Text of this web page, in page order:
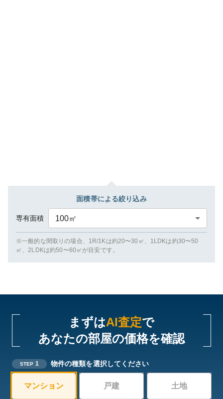
面積帯による絞り込み
専有面積 100㎡
※一般的な間取りの場合、1R/1Kは約20〜30㎡、1LDKは約30〜50
㎡、2LDKは約50〜60㎡が目安です。
まずはAI査定で
あなたの部屋の価格を確認
STEP 1 物件の種類を選択してください
マンション 戸建 土地